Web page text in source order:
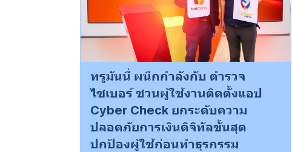
ทรูมันนี่ ผนึกกำลังกับ ตำรวจ
ไซเบอร์ ชวนผู้ใช้งานติดตั้งแอป
Cyber Check ยกระดับความ
ปลอดภัยการเงินดิจิทัลขั้นสุด
ปกป้องผู้ใช้ก่อนทำธุรกรรม